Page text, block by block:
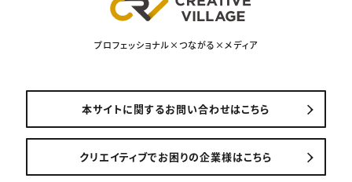
プロフェッショナル×つながる×メディア
本サイトに関するお問い合わせはこちら
クリエイティブでお困りの企業様はこちら